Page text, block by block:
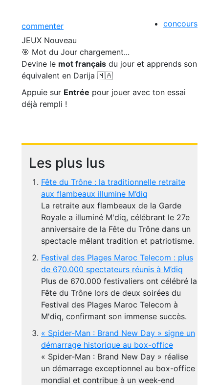
commenter
concours
JEUX Nouveau
🎯 Mot du Jour chargement...
Devine le mot français du jour et apprends son
équivalent en Darija 🇲🇦
Appuie sur Entrée pour jouer avec ton essai
déjà rempli !
Les plus lus
Fête du Trône : la traditionnelle retraite
aux flambeaux illumine M’diq
La retraite aux flambeaux de la Garde
Royale a illuminé M'diq, célébrant le 27e
anniversaire de la Fête du Trône dans un
spectacle mêlant tradition et patriotisme.
Festival des Plages Maroc Telecom : plus
de 670.000 spectateurs réunis à M’diq
Plus de 670.000 festivaliers ont célébré la
Fête du Trône lors de deux soirées du
Festival des Plages Maroc Telecom à
M'diq, confirmant son immense succès.
« Spider-Man : Brand New Day » signe un
démarrage historique au box-office
« Spider-Man : Brand New Day » réalise
un démarrage exceptionnel au box-office
mondial et contribue à un week-end